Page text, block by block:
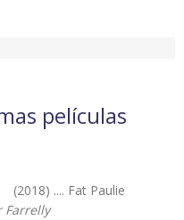
películas
(2018) .... Fat Paulie
Farrelly